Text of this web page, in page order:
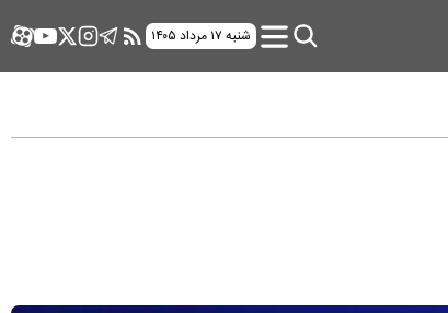
شنبه ۱۷ مرداد ۱۴۰۵